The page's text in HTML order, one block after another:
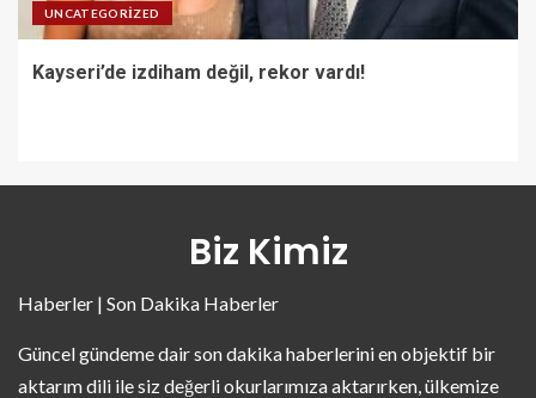
UNCATEGORIZED
Kayseri’de izdiham değil, rekor vardı!
Biz Kimiz
Haberler | Son Dakika Haberler
Güncel gündeme dair son dakika haberlerini en objektif bir
aktarım dili ile siz değerli okurlarımıza aktarırken, ülkemize